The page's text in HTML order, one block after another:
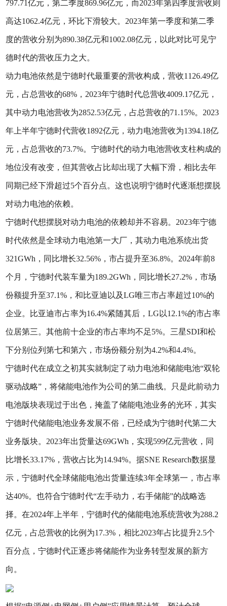
797.71亿元，第二季度869.96亿元，而2023年第四季度营收则
高达1062.4亿元，环比下滑较大。2023年第一季度和第二季
度的营收分别为890.38亿元和1002.08亿元，以此对比可见宁
德时代的营收压力之大。
动力电池依然是宁德时代最重要的营收构成，营收1126.49亿
元，占总营收的68%，2023年宁德时代总营收4009.17亿元，
其中动力电池营收为2852.53亿元，占总营收的71.15%‌。‌2023
年上半年宁德时代营收1892亿元，动力电池营收为1394.18亿
元，占总营收的73.7%。宁德时代的动力电池营收支柱构成的
地位没有改变，但其营收占比却出现了大幅下滑，相比去年
同期已经下滑超过5个百分点。这也说明宁德时代逐渐想摆脱
对动力电池的依赖。
宁德时代想摆脱对动力电池的依赖却并不容易。2023年宁德
时代依然是全球动力电池第一大厂，其动力电池系统出货
321GWh，同比增长32.56%，市占提升至36.8%。2024年前8
个月，宁德时代装车量为189.2GWh，同比增长27.2%，市场
份额提升至37.1%，和比亚迪以及LG唯三市占率超过10%的
企业。比亚迪市占率为16.4%紧随其后，LG以12.1%的市占率
位居第三。其他前十企业的市占率均不足5%。‌三星SDI‌和‌松
下‌分别位列第七和第六，市场份额分别为4.2%和4.4%‌。
宁德时代在成立之初其实就制定了动力电池和储能电池“双轮
驱动战略”，将储能电池作为公司的第二曲线。只是此前动力
电池版块表现过于出色，掩盖了储能电池业务的光环，其实
宁德时代储能电池业务发展不俗，已经成为宁德时代第二大
业务版块。2023年出货量达69GWh，实现599亿元营收，同
比增长33.17%，营收占比为14.94%。据SNE Research数据显
示，宁德时代全球储能电池出货量连续3年全球第一，市占率
达40%。也符合宁德时代“左手动力，右手储能”的战略选
择。‌在2024年上半年，宁德时代的储能电池系统营收为288.2
亿元，占总营收的比例为17.3%，相比2023年占比提升2.5个
百分点，宁德时代正逐步将储能作为业务转型发展的新方
向。